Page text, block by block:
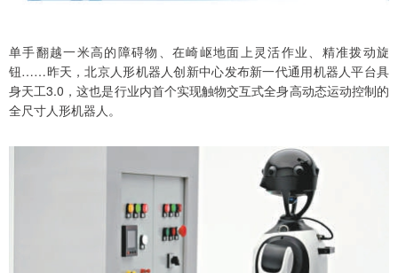
单手翻越一米高的障碍物、在崎岖地面上灵活作业、精准拨动旋
钮……昨天，北京人形机器人创新中心发布新一代通用机器人平台具
身天工3.0，这也是行业内首个实现触物交互式全身高动态运动控制的
全尺寸人形机器人。